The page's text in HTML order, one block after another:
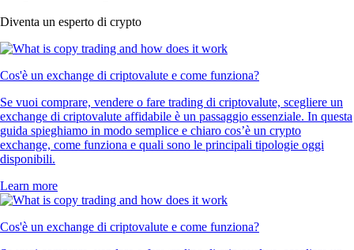
Diventa un esperto di crypto
Cos'è un exchange di criptovalute e come funziona?
Se vuoi comprare, vendere o fare trading di criptovalute, scegliere un
exchange di criptovalute affidabile è un passaggio essenziale. In questa
guida spieghiamo in modo semplice e chiaro cos’è un crypto
exchange, come funziona e quali sono le principali tipologie oggi
disponibili.
Learn more
Cos'è un exchange di criptovalute e come funziona?